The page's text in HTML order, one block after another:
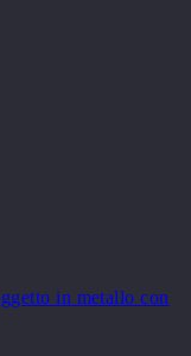
in metallo con